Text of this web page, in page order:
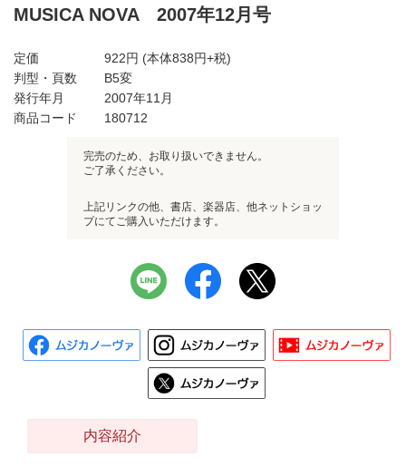
MUSICA NOVA 2007年12月号
定価 922円 (本体838円+税)
判型・頁数
B5変
発行年月
2007年11月
商品コード
180712
完売のため、お取り扱いできません。
ご了承ください。
上記リンクの他、書店、楽器店、他ネットショッ
プにてご購入いただけます。
内容紹介